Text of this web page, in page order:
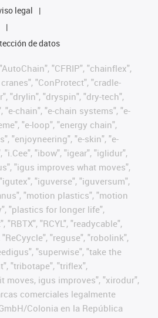
legal
de datos
"CFRIP", "chainflex",
"ConProtect", "cradle-
"drylin", "dryspin", "dry-tech",
"e-chain", "e-chain systems", "e-
"e-loop", "energy chain",
"enjoyneering", "e-skin", "e-
"ibow", "igear", "iglidur",
"igus improves what moves",
"iguverse", "iguversum",
"motion plastics", "motion
"plastics for longer life",
"RCYL", "readycable",
"reguse", "robolink",
"superwise", "take the
"tribotape", "triflex",
moves, igus improves", "xirodur",
comerciales legalmente
Colonia en la República